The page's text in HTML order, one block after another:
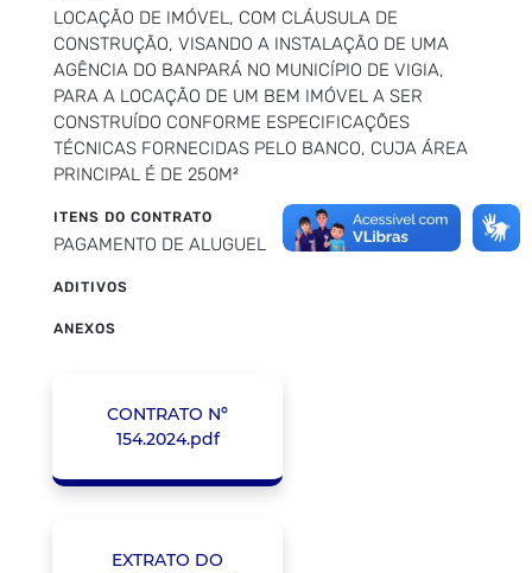
LOCAÇÃO DE IMÓVEL, COM CLÁUSULA DE
CONSTRUÇÃO, VISANDO A INSTALAÇÃO DE UMA
AGÊNCIA DO BANPARÁ NO MUNICÍPIO DE VIGIA,
PARA A LOCAÇÃO DE UM BEM IMÓVEL A SER
CONSTRUÍDO CONFORME ESPECIFICAÇÕES
TÉCNICAS FORNECIDAS PELO BANCO, CUJA ÁREA
PRINCIPAL É DE 250M²
ITENS DO CONTRATO
PAGAMENTO DE ALUGUEL
ADITIVOS
ANEXOS
CONTRATO Nº
154.2024.pdf
EXTRATO DO